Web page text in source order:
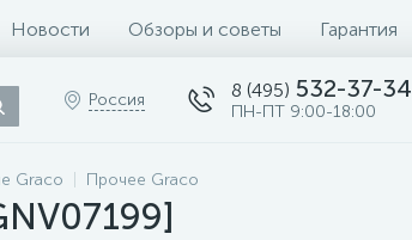
Новости Обзоры и советы Гарантия
Россия 8 (495) 532-37-34
ПН-ПТ 9:00-18:00
Graco Прочее Graco